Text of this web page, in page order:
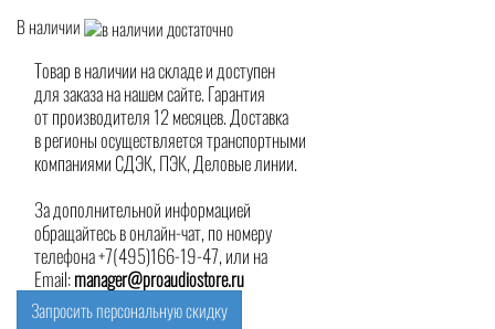
В наличии
Товар в наличии на складе и доступен
для заказа на нашем сайте. Гарантия
от производителя 12 месяцев. Доставка
в регионы осуществляется транспортными
компаниями СДЭК, ПЭК, Деловые линии.
За дополнительной информацией
обращайтесь в онлайн-чат, по номеру
телефона +7(495)166-19-47, или на
Email:manager@proaudiostore.ru
Запросить персональную скидку